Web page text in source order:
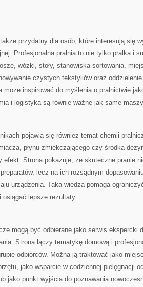
przydatny dla osób, które interesują się
Profesjonalna pralnia to nie tylko pralka i
wózki, stoły, stanowiska sortowania,
czystych tekstyliów oraz
może inspirować do myślenia o pralnictwie
i logistyka są równie ważne jak same
pojawia się również temat chemii
płynu zmiękczającego czy środka
efekt. Strona pokazuje, że skuteczne pranie
lecz na ich rozsądnym
urządzenia. Taka wiedza pomaga
osiągać lepsze rezultaty.
mogą być odbierane jako serwis ekspercki
Strona łączy tematykę domową i
odbiorców. Można ją traktować jako
jako wsparcie w codziennej pielęgnacji
jako punkt wyjścia do poznawania